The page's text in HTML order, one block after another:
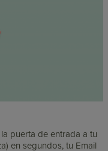
puerta de entrada a tu
en segundos, tu Email